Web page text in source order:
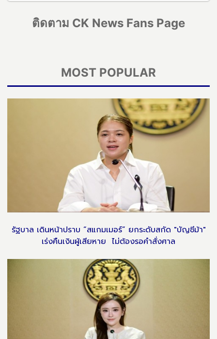
ติดตาม CK News Fans Page
MOST POPULAR
รัฐบาล เดินหน้าปราบ “สแกมเมอร์” ยกระดับสกัด "บัญชีม้า"
เร่งคืนเงินผู้เสียหาย ไม่ต้องรอคำสั่งศาล